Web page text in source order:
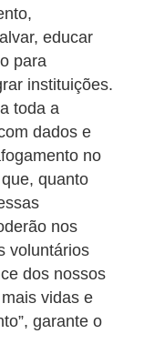
educar
para
instituições.
toda a
dados e
no
quanto
nos
voluntários
dos nossos
vidas e
garante o